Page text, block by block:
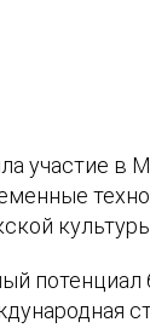
участие
потенциал